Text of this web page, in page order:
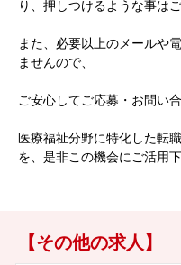
り、押しつけるような事は
また、必要以上のメールや
ませんので、
ご安心してご応募・お問い合
医療福祉分野に特化した転
を、是非この機会にご活用
【その他の求人】